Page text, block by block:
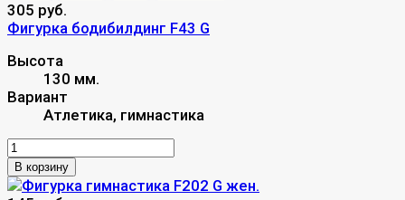
305 руб.
Фигурка бодибилдинг F43 G
Высота
130 мм.
Вариант
Атлетика, гимнастика
В корзину